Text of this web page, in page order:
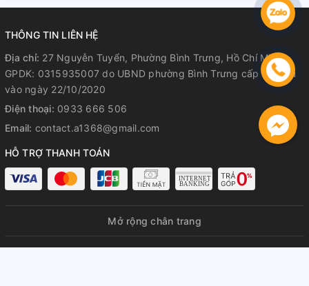
THÔNG TIN LIÊN HỆ
Địa chỉ: 27 Nguyễn Tuyển, Phường Bình Trưng, Hồ Chí Minh
GPDK: 0315935007 do UBND phường Bình Trưng cấp lần đầu
vào ngày 22/10/2020
Điện thoại: 0933 666 506
Email: contact.a1368@gmail.com
HỖ TRỢ THANH TOÁN
Mở rộng chân trang